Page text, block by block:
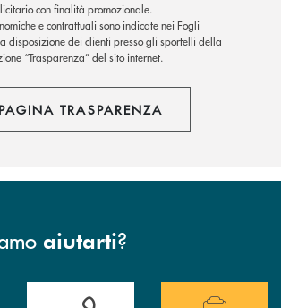
con finalità promozionale.
e contrattuali sono indicate nei Fogli
disposizione dei clienti presso gli sportelli della
“Trasparenza” del sito internet.
PAGINA TRASPARENZA
aiutarti?
delle filiali .
Hai bisogno di assistenza immediata ?
Hai bisogno di